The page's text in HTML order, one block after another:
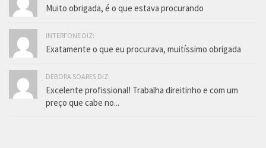
Muito obrigada, é o que estava procurando
INTERFONE DIZ:
Exatamente o que eu procurava, muitíssimo obrigada
DEBORA SOARES DIZ:
Excelente profissional! Trabalha direitinho e com um
preço que cabe no...